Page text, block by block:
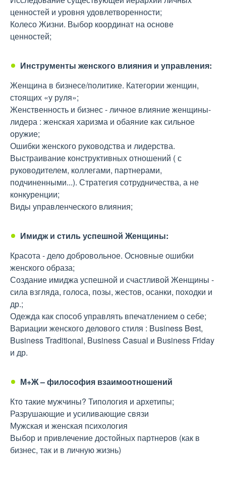
ценностей и уровня удовлетворенности;
Колесо Жизни. Выбор координат на основе
ценностей;
Инструменты женского влияния и управления:
Женщина в бизнесе/политике. Категории женщин,
стоящих «у руля»;
Женственность и бизнес - личное влияние женщины-
лидера : женская харизма и обаяние как сильное
оружие;
Ошибки женского руководства и лидерства.
Выстраивание конструктивных отношений ( с
руководителем, коллегами, партнерами,
подчиненными...). Стратегия сотрудничества, а не
конкуренции;
Виды управленческого влияния;
Имидж и стиль успешной Женщины:
Красота - дело добровольное. Основные ошибки
женского образа;
Создание имиджа успешной и счастливой Женщины -
сила взгляда, голоса, позы, жестов, осанки, походки и
др.;
Одежда как способ управлять впечатлением о себе;
Вариации женского делового стиля : Business Best,
Business Traditional, Business Casual и Business Friday
и др.
М+Ж – философия взаимоотношений
Кто такие мужчины? Типология и архетипы;
Разрушающие и усиливающие связи
Мужская и женская психология
Выбор и привлечение достойных партнеров (как в
бизнес, так и в личную жизнь)